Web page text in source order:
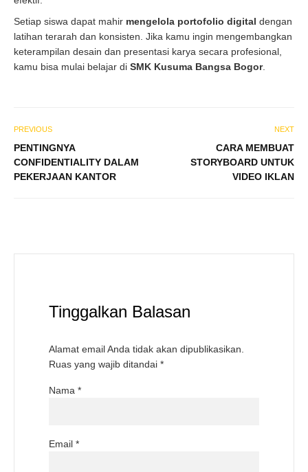
Setiap siswa dapat mahir mengelola portofolio digital dengan
latihan terarah dan konsisten. Jika kamu ingin mengembangkan
keterampilan desain dan presentasi karya secara profesional,
kamu bisa mulai belajar di SMK Kusuma Bangsa Bogor.
PREVIOUS
PENTINGNYA
CONFIDENTIALITY DALAM
PEKERJAAN KANTOR
NEXT
CARA MEMBUAT
STORYBOARD UNTUK
VIDEO IKLAN
Tinggalkan Balasan
Alamat email Anda tidak akan dipublikasikan.
Ruas yang wajib ditandai *
Nama *
Email *